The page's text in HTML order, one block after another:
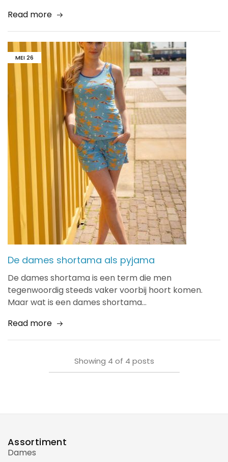
Read more
MEI 26
De dames shortama als pyjama
De dames shortama is een term die men
tegenwoordig steeds vaker voorbij hoort komen.
Maar wat is een dames shortama…
Read more
Showing 4 of 4 posts
Assortiment
Dames